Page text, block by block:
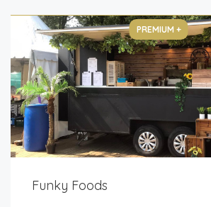
PREMIUM +
Funky Foods